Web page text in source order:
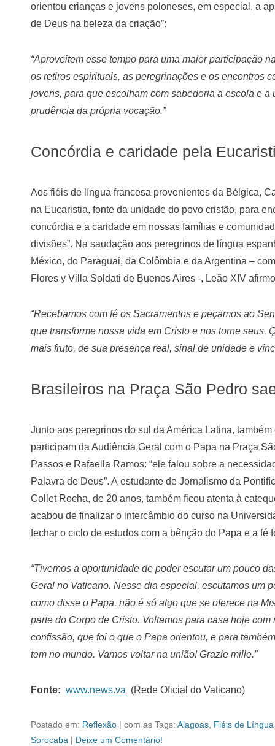
orientou crianças e jovens poloneses, em especial, a
de Deus na beleza da criação”:
“Aproveitem esse tempo para uma maior participação
os retiros espirituais, as peregrinações e os encontros
jovens, para que escolham com sabedoria a escola e
prudência da própria vocação.”
Concórdia e caridade pela
Aos fiéis de língua francesa provenientes da Bélgica,
na Eucaristia, fonte da unidade do povo cristão, para
concórdia e a caridade em nossas famílias e
divisões”. Na saudação aos peregrinos de língua
México, do Paraguai, da Colômbia e da Argentina –
Flores y Villa Soldati de Buenos Aires -, Leão XIV
“Recebamos com fé os Sacramentos e peçamos ao
que transforme nossa vida em Cristo e nos torne seus.
mais fruto, de sua presença real, sinal de unidade e
Brasileiros na Praça São Pedro
Junto aos peregrinos do sul da América Latina,
participam da Audiência Geral com o Papa na Praça
Passos e Rafaella Ramos: “ele falou sobre a
Palavra de Deus”. A estudante de Jornalismo da
Collet Rocha, de 20 anos, também ficou atenta à
acabou de finalizar o intercâmbio do curso na
fechar o ciclo de estudos com a bênção do Papa e a fé
“Tivemos a oportunidade de poder escutar um pouco
Geral no Vaticano. Nesse dia especial, escutamos um
como disse o Papa, não é só algo que se oferece na
parte do Corpo de Cristo. Voltamos para casa hoje
confissão, que foi o que o Papa orientou, e para
tem no mundo. Vamos voltar na união! Grazie mille.”
Fonte: www.news.va (Rede Oficial do Vaticano)
Postado em: Reflexão | com as Tags: Alagoas Fiéis de
Sorocaba | Deixe um Comentário!